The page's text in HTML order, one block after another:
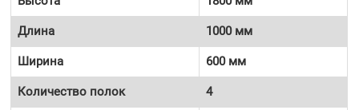
Длина 1000 мм
Ширина 600 мм
Количество полок 4